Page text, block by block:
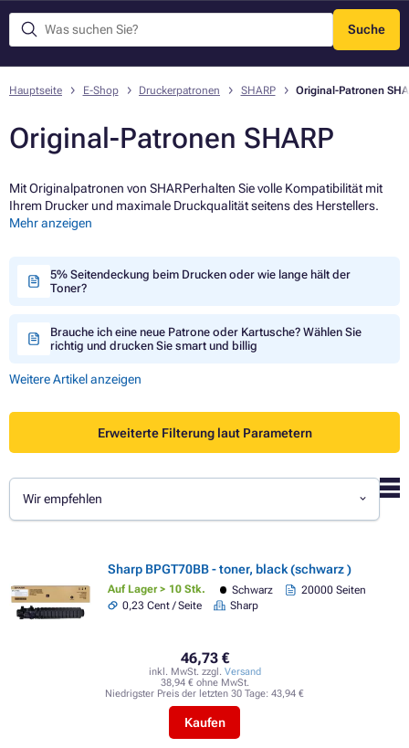
Suche
Menü
Hauptseite E-Shop Druckerpatronen SHARP Original-Patronen
Original-Patronen SHARP
Mit Originalpatronen von SHARPerhalten Sie volle Kompatibilität mit
Ihrem Drucker und maximale Druckqualität seitens des Herstellers.
Mehr anzeigen
5% Seitendeckung beim Drucken oder wie lange hält der
Toner?
Brauche ich eine neue Patrone oder Kartusche? Wählen Sie
richtig und drucken Sie smart und billig
Weitere Artikel anzeigen
Erweiterte Filterung laut Parametern
Wir empfehlen
Sharp BPGT70BB - toner, black (schwarz )
Auf Lager > 10 Stk. Schwarz
20000 Seiten
0,23 Cent / Seite
Sharp
46,73 €
inkl. MwSt. zzgl. Versand
38,94 € ohne MwSt.
Niedrigster Preis der letzten 30 Tage: 43,94 €
Kaufen